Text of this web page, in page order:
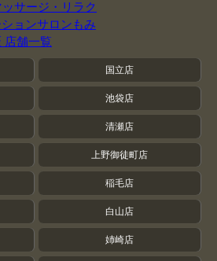
国立店
池袋店
清瀬店
上野御徒町店
稲毛店
白山店
姉崎店